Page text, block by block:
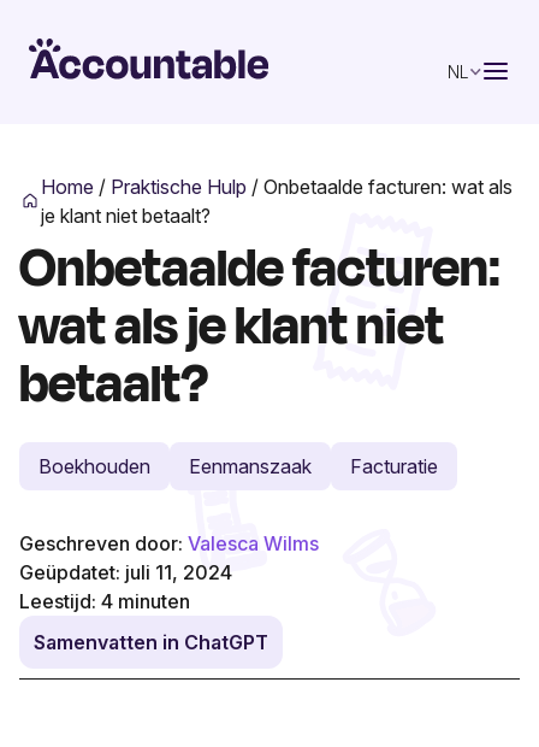
NL
Home / Praktische Hulp / Onbetaalde facturen: wat als
je klant niet betaalt?
Onbetaalde facturen:
wat als je klant niet
betaalt?
Boekhouden Eenmanszaak Facturatie
Geschreven door: Valesca Wilms
Geüpdatet: juli 11, 2024
Leestijd: 4 minuten
Samenvatten in ChatGPT